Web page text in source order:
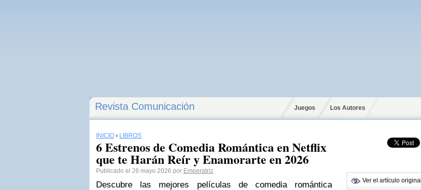
Revista Comunicación Juegos Los Autores
INICIO › LIBROS
6 Estrenos de Comedia Romántica en Netflix
que te Harán Reír y Enamorarte en 2026
Publicado el 26 mayo 2026 por Emperatriz
Descubre las mejores películas de comedia romántica
Ver el artículo original